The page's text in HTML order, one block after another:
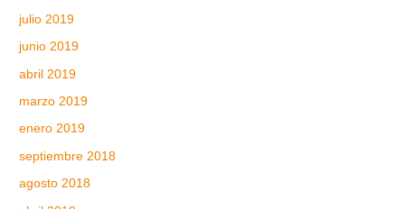
julio 2019
junio 2019
abril 2019
marzo 2019
enero 2019
septiembre 2018
agosto 2018